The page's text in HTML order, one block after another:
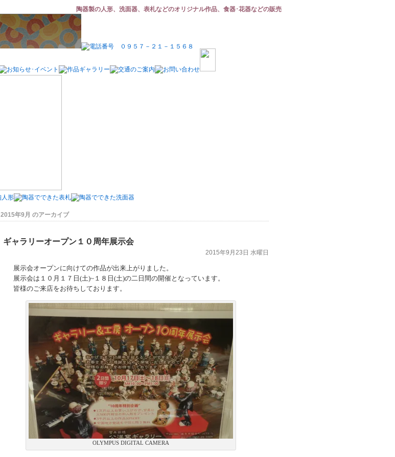
陶器製の人形、洗面器、表札などのオリジナル作品、食器･花器などの販売
2015年9月 のアーカイブ
ギャラリーオープン１０周年展示会
2015年9月23日 水曜日
展示会オープンに向けての作品が出来上がりました。
展示会は１０月１７日(土)~１８日(土)の二日間の開催となっています。
皆様のご来店をお待ちしております。
OLYMPUS DIGITAL CAMERA